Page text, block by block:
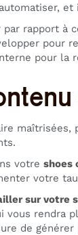
rapport
pour
pour la
votreshoes
votre
sur votre
vous rendra
de